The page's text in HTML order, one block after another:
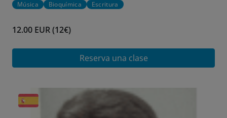
Música Bioquímica Escritura
12.00 EUR (12€)
Reserva una clase